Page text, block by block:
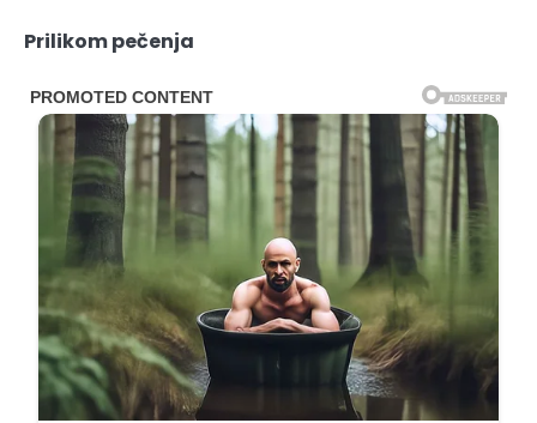
Prilikom pečenja